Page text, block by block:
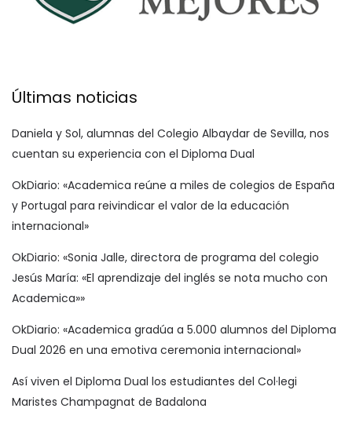
Últimas noticias
Daniela y Sol, alumnas del Colegio Albaydar de Sevilla, nos
cuentan su experiencia con el Diploma Dual
OkDiario: «Academica reúne a miles de colegios de España
y Portugal para reivindicar el valor de la educación
internacional»
OkDiario: «Sonia Jalle, directora de programa del colegio
Jesús María: «El aprendizaje del inglés se nota mucho con
Academica»»
OkDiario: «Academica gradúa a 5.000 alumnos del Diploma
Dual 2026 en una emotiva ceremonia internacional»
Así viven el Diploma Dual los estudiantes del Col·legi
Maristes Champagnat de Badalona